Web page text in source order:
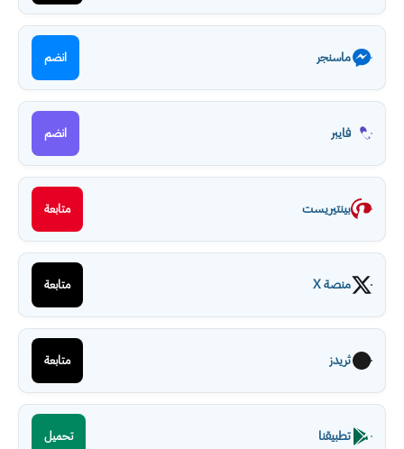
ماسنجر انضم
فايبر انضم
بينتيريست متابعة
منصة X متابعة
ثريدز متابعة
تطبيقنا تحميل